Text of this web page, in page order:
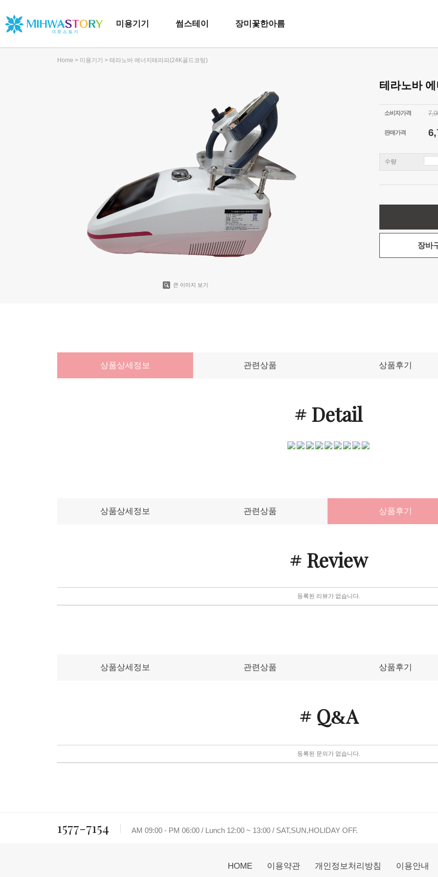
미용기기 썸스테이 장미꽃한아름
Home > 미용기기 > 테라노바 에너지테라피(24K골드코팅)
큰 이미지 보기
테라노바
소비자가격
판매가격
수량
장바
상품상세정보 관련상품 상품후기
# Detail
상품상세정보 관련상품 상품후기
# Review
등록된 리뷰가 없습니다.
상품상세정보 관련상품 상품후기
# Q&A
등록된 문의가 없습니다.
1577-7154 AM 09:00 - PM 06:00 / Lunch 12:00 ~ 13:00 / SAT,SUN,HOLIDAY OFF.
HOME 이용약관 개인정보처리방침 이용안내